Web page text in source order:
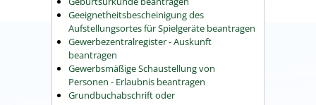
Geeignetheitsbescheinigung des
Aufstellungsortes für Spielgeräte beantragen
Gewerbezentralregister - Auskunft
beantragen
Gewerbsmäßige Schaustellung von
Personen - Erlaubnis beantragen
Grundbuchabschrift oder